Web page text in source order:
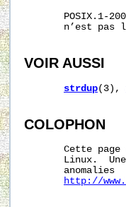
POSIX.1-
n’est pas
VOIR AUSSI
strdup(3),
COLOPHON
Cette
Linux.
anomalies
http://